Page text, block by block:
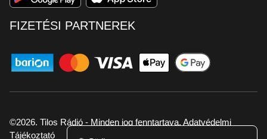
FIZETÉSI PARTNEREK
©2026. Tilos Rádió - Minden jog fenntartava. Adatvédelmi
Tájékoztató